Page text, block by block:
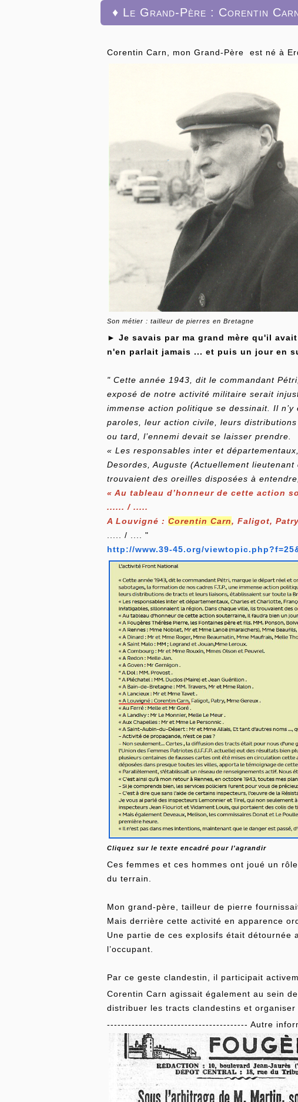
♦ Le Grand-Père : Corentin
Corentin Carn, mon Grand-Père est né à
Son métier : tailleur de pierres en Bretagne
► Je savais par ma grand mère qu'il
n'en parlait jamais ... et puis un jour en
" Cette année 1943, dit le commandant
exposé de notre activité militaire serait
immense action politique se dessinait. Il
paroles, leur action civile, leurs
ou tard, l’ennemi devait se laisser prendre.
« Les responsables inter et
Desordes, Auguste (Actuellement
trouvaient des oreilles disposées à
« Au tableau d’honneur de cette action
...... / .....
A Louvigné : Corentin Carn, Faligot,
..... / .... "
http://www.39-45.org/
Cliquez sur le texte encadré pour l'agrandir
Ces femmes et ces hommes ont joué un
du terrain.
Mon grand-père, tailleur de pierre
Mais derrière cette activité en apparence
Une partie de ces explosifs était
l’occupant.
Par ce geste clandestin, il participait
Corentin Carn agissait également au sein
distribuer les tracts clandestins et
---------------------------------------- Autre